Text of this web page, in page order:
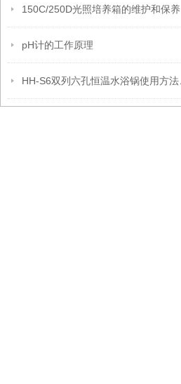
150C/250D光照培养箱的维护和保养
pH计的工作原理